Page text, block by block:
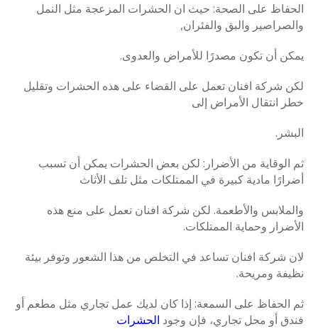
الحفاظ على الصحة: حيث ان الحشرات المزعجة مثل النمل
والصراصير والبق والفئران,
يمكن أن تكون مصدرًا للأمراض والعدوى.
لكن شركة افنان تعمل على القضاء على هذه الحشرات وتقليل
خطر انتقال الأمراض إلى
البشر.
ثم الوقاية من الأضرار: لكن بعض الحشرات يمكن أن تسبب
أضرارًا مادية كبيرة في الممتلكات مثل تلف الأثاث
والملابس والأطعمة. لكن شركة افنان تعمل على منع هذه
الأضرار وحماية الممتلكات.
لان شركة افنان تساعد في التخلص من هذا الشعور وتوفر بيئة
نظيفة ومريحة.
ثم الحفاظ على السمعة: إذا كان لديك عمل تجاري مثل مطعم أو
فندق أو محل تجاري، فإن وجود الحشرات